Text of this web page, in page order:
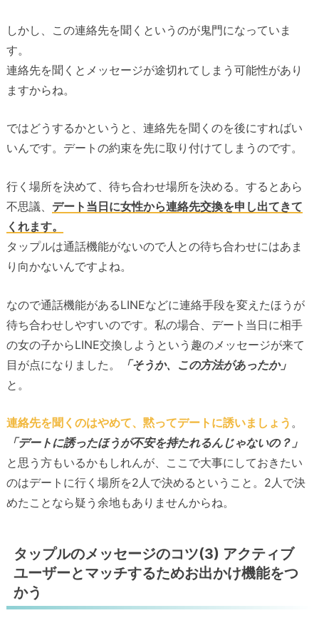
しかし、この連絡先を聞くというのが鬼門になっていま
す。
連絡先を聞くとメッセージが途切れてしまう可能性があり
ますからね。
ではどうするかというと、連絡先を聞くのを後にすればい
いんです。デートの約束を先に取り付けてしまうのです。
行く場所を決めて、待ち合わせ場所を決める。するとあら
不思議、 デート当日に女性から連絡先交換を申し出てきて
くれます。
タップルは通話機能がないので人との待ち合わせにはあま
り向かないんですよね。
なので通話機能があるLINEなどに連絡手段を変えたほうが
待ち合わせしやすいのです。私の場合、デート当日に相手
の女の子からLINE交換しようという趣のメッセージが来て
目が点になりました。
「そうか、この方法があったか」
と。
連絡先を聞くのはやめて、黙ってデートに誘いましょう 。
「デートに誘ったほうが不安を持たれるんじゃないの？」
と思う方もいるかもしれんが、ここで大事にしておきたい
のはデートに行く場所を2人で決めるということ。2人で決
めたことなら疑う余地もありませんからね。
タップルのメッセージのコツ(3) アクティブ
ユーザーとマッチするためお出かけ機能をつ
かう